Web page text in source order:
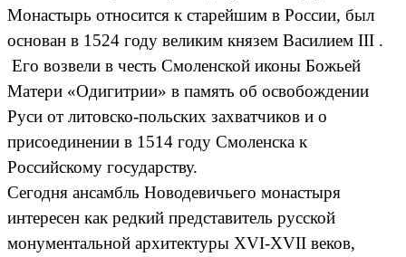
Монастырь относится к старейшим в России, был
основан в 1524 году великим князем Василием III .
Его возвели в честь Смоленской иконы Божьей
Матери «Одигитрии» в память об освобождении
Руси от литовско-польских захватчиков и о
присоединении в 1514 году Смоленска к
Российскому государству.
Сегодня ансамбль Новодевичьего монастыря
интересен как редкий представитель русской
монументальной архитектуры XVI-XVII веков,